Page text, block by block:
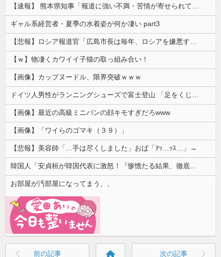
【速報】 熊本県知事「報道に強い不満・苦情が寄せられている」→TBSの報道特集がまさにそれな件
ギャル系経営者・夏季の水着姿が何か凄い part3
【悲報】ロシア報道官「広島市長は毎年、ロシアを嫌悪する『偽りの呪文』を繰り返し、日本人をゾンビ化させている」と主張
【ｗ】物凄くカワイイ子猫の取っ組み合い！
【画像】カップヌードル、限界突破ｗｗｗ
ドイツ人男性がランニングシューズで富士登山 「足をくじいて動けない」
【画像】最近の高級ミニバンの顔キモすぎだろwww
【画像】「ワイらのゴマキ（３９）」
【悲報】美容師「…手は尽くしました」おば「ｱｯ…ｯｽ…」→
韓国人「安貞桓が韓国代表に激怒！『惨憺たる結果、徹底的な刷新が必要だ』と監督や協会を痛烈批判」
お部屋が汚部屋になってまう、、
前の記事 home 次の記事